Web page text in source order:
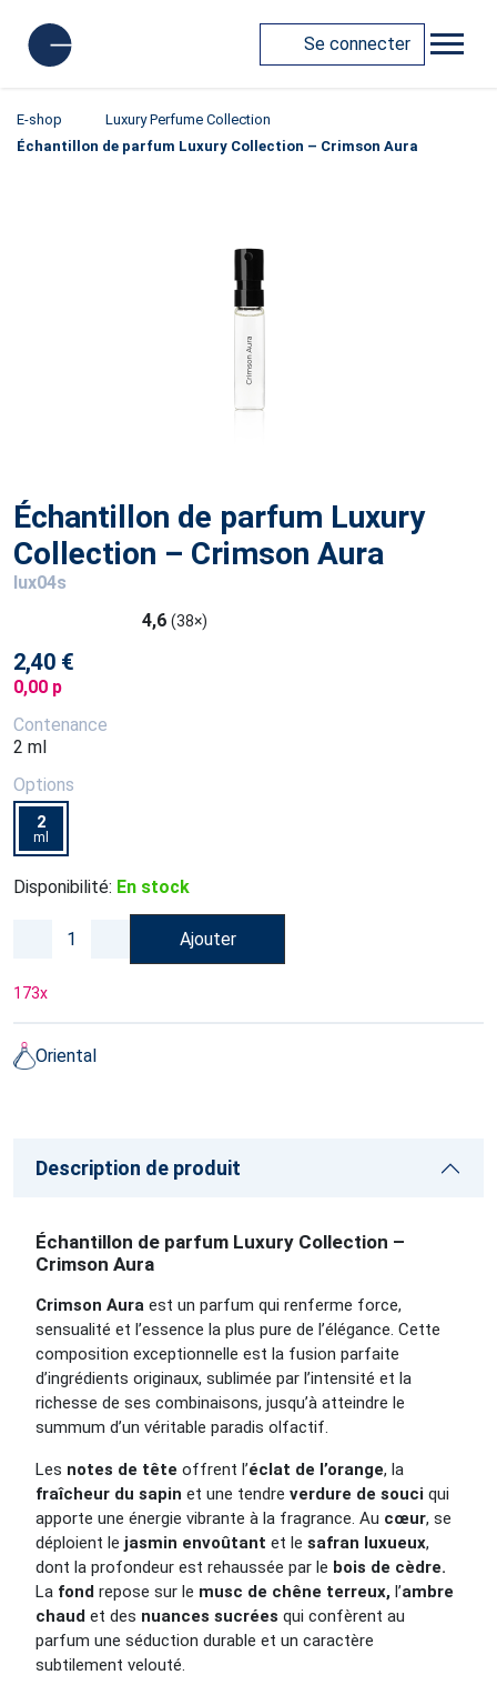
Se connecter
E-shop
Luxury Perfume Collection
Échantillon de parfum Luxury Collection – Crimson Aura
Échantillon de parfum Luxury
Collection – Crimson Aura
lux04s
4,6 (38×)
2,40 €
0,00 p
Contenance
2 ml
Options
2
ml
Disponibilité: En stock
Ajouter
173x
Oriental
Description de produit
Échantillon de parfum Luxury Collection –
Crimson Aura
Crimson Aura est un parfum qui renferme force,
sensualité et l’essence la plus pure de l’élégance. Cette
composition exceptionnelle est la fusion parfaite
d’ingrédients originaux, sublimée par l’intensité et la
richesse de ses combinaisons, jusqu’à atteindre le
summum d’un véritable paradis olfactif.
Les notes de tête offrent l’éclat de l’orange, la
fraîcheur du sapin et une tendre verdure de souci qui
apporte une énergie vibrante à la fragrance. Au cœur, se
déploient le jasmin envoûtant et le safran luxueux,
dont la profondeur est rehaussée par le bois de cèdre.
La fond repose sur le musc de chêne terreux, l’ambre
chaud et des nuances sucrées qui confèrent au
parfum une séduction durable et un caractère
subtilement velouté.